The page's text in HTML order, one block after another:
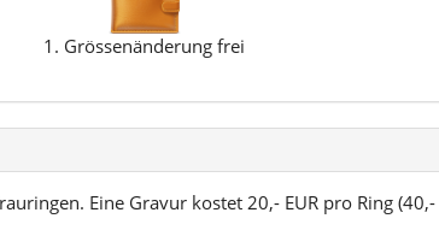
1. Grössenänderung frei
Eine Gravur kostet 20,- EUR pro Ring (40,-